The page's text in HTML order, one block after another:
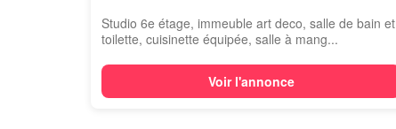
Studio 6e étage, immeuble art deco, salle de bain et
toilette, cuisinette équipée, salle à mang...
Voir l'annonce